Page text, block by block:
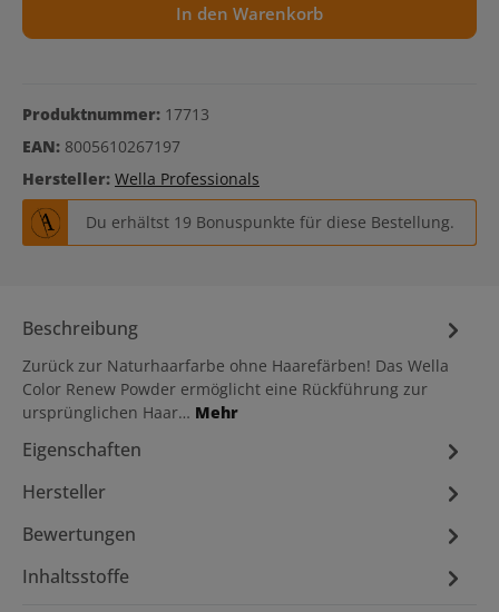
In den Warenkorb
Produktnummer: 17713
EAN: 8005610267197
Hersteller: Wella Professionals
Du erhältst 19 Bonuspunkte für diese Bestellung.
Beschreibung
Zurück zur Naturhaarfarbe ohne Haarefärben! Das Wella
Color Renew Powder ermöglicht eine Rückführung zur
ursprünglichen Haar… Mehr
Eigenschaften
Hersteller
Bewertungen
Inhaltsstoffe